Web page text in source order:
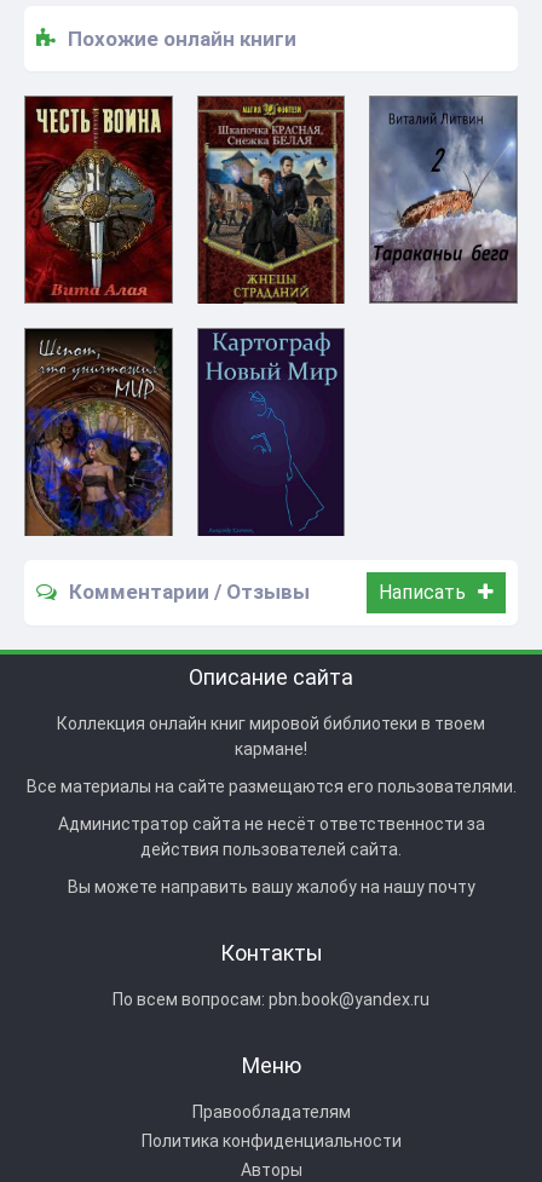
Похожие онлайн книги
Комментарии / Отзывы Написать
Описание сайта
Коллекция онлайн книг мировой библиотеки в твоем
кармане!
Все материалы на сайте размещаются его пользователями.
Администратор сайта не несёт ответственности за
действия пользователей сайта.
Вы можете направить вашу жалобу на нашу почту
Контакты
По всем вопросам: pbn.book@yandex.ru
Меню
Правообладателям
Политика конфиденциальности
Авторы